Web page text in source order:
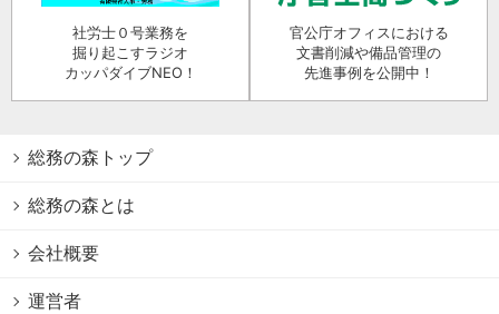
社労士０号業務を
掘り起こすラジオ
カッパダイブNEO！
官公庁オフィスにおける
文書削減や備品管理の
先進事例を公開中！
総務の森トップ
総務の森とは
会社概要
運営者